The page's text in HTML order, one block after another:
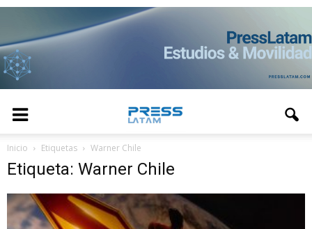
Inicio Etiquetas Warner Chile
Etiqueta: Warner Chile